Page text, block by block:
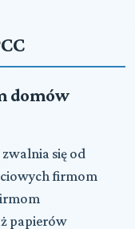
domów
się od
firmom
papierów